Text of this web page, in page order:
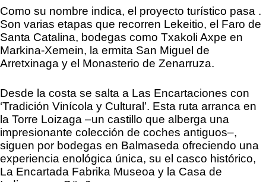
Como su nombre indica, el proyecto turístico pasa .
Son varias etapas que recorren Lekeitio, el Faro de
Santa Catalina, bodegas como Txakoli Axpe en
Markina-Xemein, la ermita San Miguel de
Arretxinaga y el Monasterio de Zenarruza.
Desde la costa se salta a Las Encartaciones con
‘Tradición Vinícola y Cultural’. Esta ruta arranca en
la Torre Loizaga –un castillo que alberga una
impresionante colección de coches antiguos–,
siguen por bodegas en Balmaseda ofreciendo una
experiencia enológica única, su el casco histórico,
La Encartada Fabrika Museoa y la Casa de